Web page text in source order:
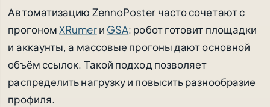
Автоматизацию ZennoPoster часто сочетают с
прогономXRumerи GSA: робот готовит площадки
и аккаунты, а массовые прогоны дают основной
объём ссылок. Такой подход позволяет
распределить нагрузку и повысить разнообразие
профиля.